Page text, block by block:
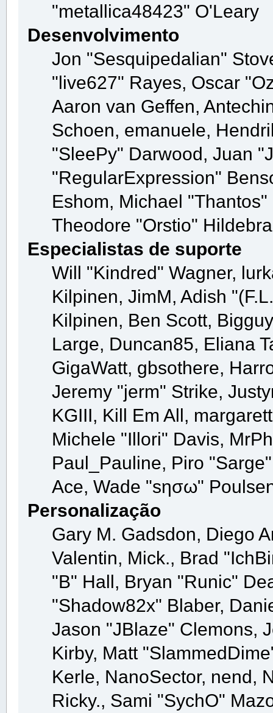
"metallica48423" O'Leary
Desenvolvimento
Jon "Sesquipedalian"
"live627" Rayes, Oscar
Aaron van Geffen,
Schoen, emanuele,
"SleePy" Darwood, Juan
"RegularExpression"
Eshom, Michael
Theodore "Orstio"
Especialistas de suporte
Will "Kindred" Wagner,
Kilpinen, JimM, Adish
Kilpinen, Ben Scott,
Large, Duncan85, Eliana
GigaWatt, gbsothere,
Jeremy "jerm" Strike,
KGIII, Kill Em All,
Michele "Illori" Davis,
Paul_Pauline, Piro
Ace, Wade "sησω"
Personalização
Gary M. Gadsdon, Diego
Valentin, Mick., Brad
"B" Hall, Bryan "Runic"
"Shadow82x" Blaber,
Jason "JBlaze" Clemons,
Kirby, Matt
Kerle, NanoSector, nend,
Ricky., Sami "SychO"